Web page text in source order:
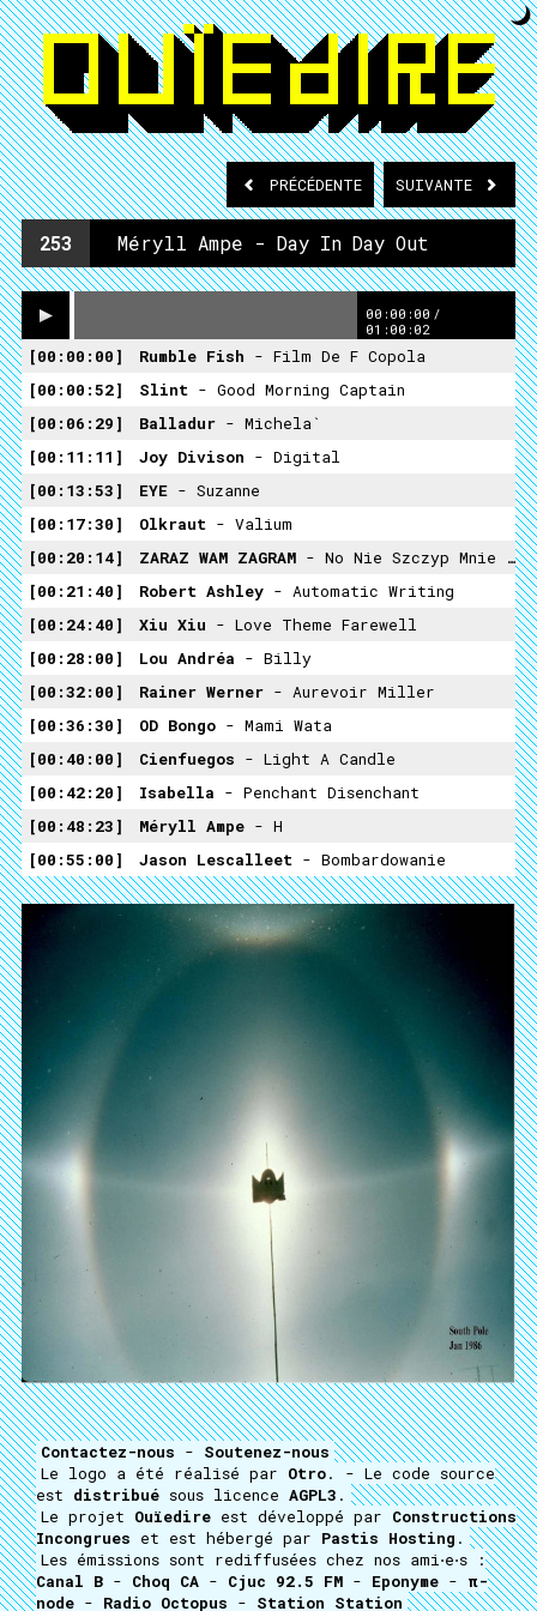
PRÉCÉDENTE SUIVANTE
253 Méryll Ampe - Day In Day Out
00:00:00 /
01:00:02
00:00:00 Rumble Fish - Film De F Copola
00:00:52
Slint - Good Morning Captain
00:06:29
Balladur - Michela`
00:11:11
Joy Divison - Digital
00:13:53
EYE - Suzanne
00:17:30
Olkraut - Valium
00:20:14
ZARAZ WAM ZAGRAM - No Nie Szczyp Mnie Tak Tutaj No
00:21:40
Robert Ashley - Automatic Writing
00:24:40
Xiu Xiu - Love Theme Farewell
00:28:00
Lou Andréa - Billy
00:32:00
Rainer Werner - Aurevoir Miller
00:36:30
OD Bongo - Mami Wata
00:40:00
Cienfuegos - Light A Candle
00:42:20
Isabella - Penchant Disenchant
00:48:23
Méryll Ampe - H
00:55:00
Jason Lescalleet - Bombardowanie
Contactez-nous - Soutenez-nous
Le logo a été réalisé par Otro. - Le code source
est distribué sous licence AGPL3 .
Le projet Ouïedire est développé par Constructions
Incongrues et est hébergé par Pastis Hosting .
Les émissions sont rediffusées chez nos ami⋅e⋅s :
Canal B - Choq CA - Cjuc 92.5 FM - Eponyme - π-
node - Radio Octopus - Station Station